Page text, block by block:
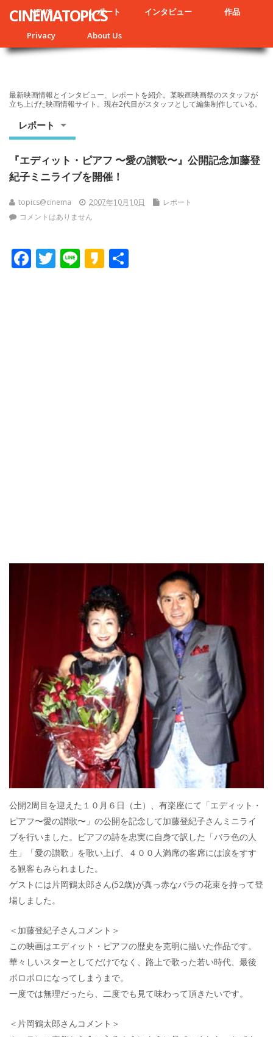
NEWS レポート インタビュー 作品
Privacy About Us
CINEMATOPICS
最新映画情報とインタビュー、レポートを紹介。某映画映画祭のスタッフが
立ち上げた映画情報サイト。現在2代目がスタッフとして編集制作している。
レポート
『エディット・ピアフ 〜愛の讃歌〜』公開記念加藤登
紀子ミニライブを開催！
topics@cinema 2007年10月10日
レポート
コメントはありません
F T Li K
公開2周目を迎えた１０月６日（土）、有楽座にて「エディット・
ピアフ〜愛の讃歌〜」の公開を記念して加藤登紀子さんミニライ
ブを行いました。ピアフの詩を忠実に自身で訳した「バラ色の人
生」「愛の讃歌」を歌い上げ、４００人満席の客席には涙をすす
る観客もみられました。
ゲストには片岡鶴太郎さん(52歳)が真っ赤なバラの花束を持って登
場しました。
＜加藤登紀子さんコメント＞
この映画はエディット・ピアフの歴史を克明に描いた作品です。
華々しいスターとしてだけでなく、路上で歌った若い時代、最後
ボロボロになってしまうまで。
一度では無理だったら、二度でも見て味わって頂きたいです。
＜片岡鶴太郎さんコメント＞